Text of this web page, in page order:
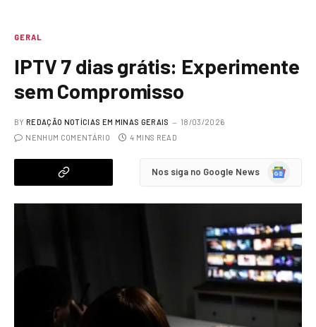
GERAL
IPTV 7 dias grátis: Experimente
sem Compromisso
BY REDAÇÃO NOTÍCIAS EM MINAS GERAIS
18/03/2026
NENHUM COMENTÁRIO
4 MINS READ
Nos siga no Google News
Google